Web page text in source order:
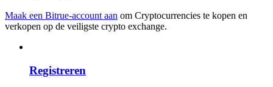
Maak een Bitrue-account aan om Cryptocurrencies te kopen en
verkopen op de veiligste crypto exchange.
Registreren